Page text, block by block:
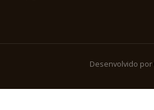
Desenvolvido por